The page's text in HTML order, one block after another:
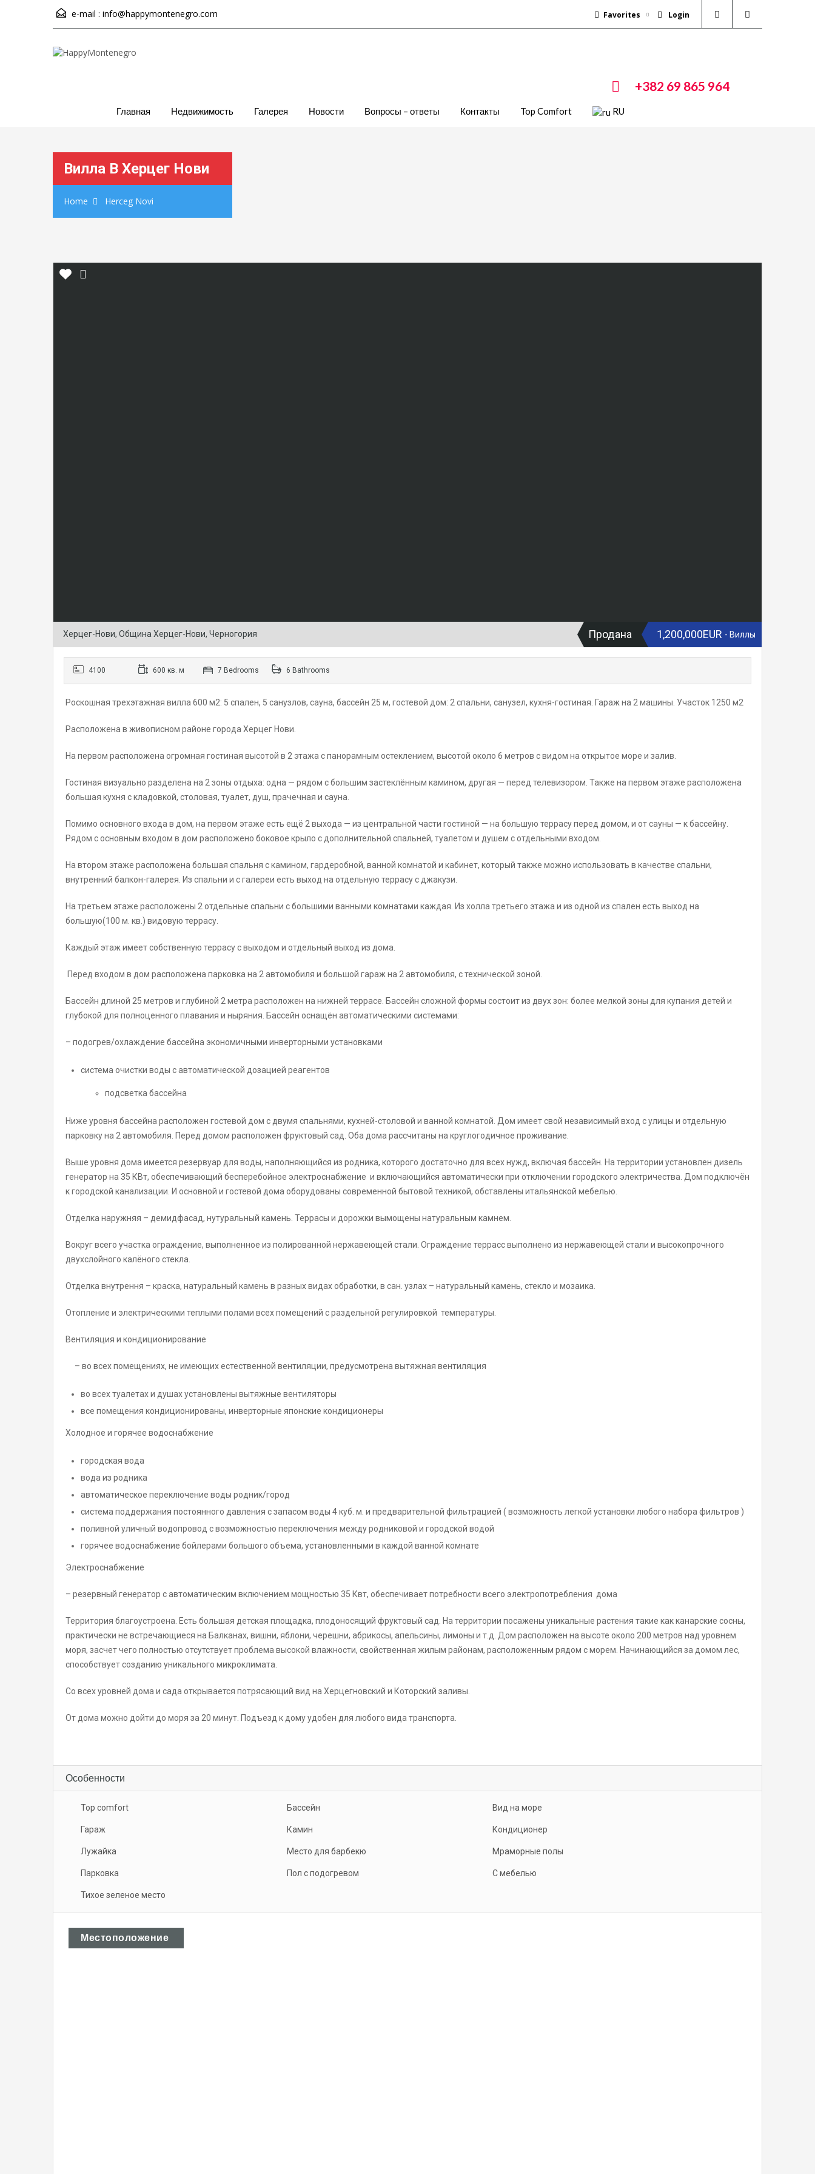
e-mail : info@happymontenegro.com Favorites Login
+382 69 865 964
Главная Недвижимость Галерея Новости Вопросы – ответы Контакты Top Comfort RU
Вилла В Херцег Нови
Home Herceg Novi
Херцег-Нови, Община Херцег-Нови, Черногория Продана 1,200,000EUR - Виллы
4100 600 кв. м 7 Bedrooms 6 Bathrooms
Роскошная трехэтажная вилла 600 м2: 5 спален, 5 санузлов, сауна, бассейн 25 м, гостевой дом: 2 спальни, санузел, кухня-гостиная. Гараж на 2 машины. Участок 1250 м2
Расположена в живописном районе города Херцег Нови.
На первом расположена огромная гостиная высотой в 2 этажа с панорамным остеклением, высотой около 6 метров с видом на открытое море и залив.
Гостиная визуально разделена на 2 зоны отдыха: одна — рядом с большим застеклённым камином, другая — перед телевизором. Также на первом этаже расположена
большая кухня с кладовкой, столовая, туалет, душ, прачечная и сауна.
Помимо основного входа в дом, на первом этаже есть ещё 2 выхода — из центральной части гостиной — на большую террасу перед домом, и от сауны — к бассейну.
Рядом с основным входом в дом расположено боковое крыло с дополнительной спальней, туалетом и душем с отдельными входом.
На втором этаже расположена большая спальня с камином, гардеробной, ванной комнатой и кабинет, который также можно использовать в качестве спальни,
внутренний балкон-галерея. Из спальни и с галереи есть выход на отдельную террасу с джакузи.
На третьем этаже расположены 2 отдельные спальни с большими ванными комнатами каждая. Из холла третьего этажа и из одной из спален есть выход на
большую(100 м. кв.) видовую террасу.
Каждый этаж имеет собственную террасу с выходом и отдельный выход из дома.
Перед входом в дом расположена парковка на 2 автомобиля и большой гараж на 2 автомобиля, с технической зоной.
Бассейн длиной 25 метров и глубиной 2 метра расположен на нижней террасе. Бассейн сложной формы состоит из двух зон: более мелкой зоны для купания детей и
глубокой для полноценного плавания и ныряния. Бассейн оснащён автоматическими системами:
– подогрев/охлаждение бассейна экономичными инверторными установками
система очистки воды с автоматической дозацией реагентов
подсветка бассейна
Ниже уровня бассейна расположен гостевой дом с двумя спальнями, кухней-столовой и ванной комнатой. Дом имеет свой независимый вход с улицы и отдельную
парковку на 2 автомобиля. Перед домом расположен фруктовый сад. Оба дома рассчитаны на круглогодичное проживание.
Выше уровня дома имеется резервуар для воды, наполняющийся из родника, которого достаточно для всех нужд, включая бассейн. На территории установлен дизель
генератор на 35 КВт, обеспечивающий бесперебойное электроснабжение и включающийся автоматически при отключении городского электричества. Дом подключён
к городской канализации. И основной и гостевой дома оборудованы современной бытовой техникой, обставлены итальянской мебелью.
Отделка наружняя – демидфасад, нутуральный камень. Террасы и дорожки вымощены натуральным камнем.
Вокруг всего участка ограждение, выполненное из полированной нержавеющей стали. Ограждение террасс выполнено из нержавеющей стали и высокопрочного
двухслойного калёного стекла.
Отделка внутрення – краска, натуральный камень в разных видах обработки, в сан. узлах – натуральный камень, стекло и мозаика.
Отопление и электрическими теплыми полами всех помещений с раздельной регулировкой температуры.
Вентиляция и кондиционирование
– во всех помещениях, не имеющих естественной вентиляции, предусмотрена вытяжная вентиляция
во всех туалетах и душах установлены вытяжные вентиляторы
все помещения кондиционированы, инверторные японские кондиционеры
Холодное и горячее водоснабжение
городская вода
вода из родника
автоматическое переключение воды родник/город
система поддержания постоянного давления с запасом воды 4 куб. м. и предварительной фильтрацией ( возможность легкой установки любого набора фильтров )
поливной уличный водопровод с возможностью переключения между родниковой и городской водой
горячее водоснабжение бойлерами большого объема, установленными в каждой ванной комнате
Электроснабжение
– резервный генератор с автоматическим включением мощностью 35 Квт, обеспечивает потребности всего электропотребления дома
Территория благоустроена. Есть большая детская площадка, плодоносящий фруктовый сад. На территории посажены уникальные растения такие как канарские сосны,
практически не встречающиеся на Балканах, вишни, яблони, черешни, абрикосы, апельсины, лимоны и т.д. Дом расположен на высоте около 200 метров над уровнем
моря, засчет чего полностью отсутствует проблема высокой влажности, свойственная жилым районам, расположенным рядом с морем. Начинающийся за домом лес,
способствует созданию уникального микроклимата.
Со всех уровней дома и сада открывается потрясающий вид на Херцегновский и Которский заливы.
От дома можно дойти до моря за 20 минут. Подъезд к дому удобен для любого вида транспорта.
Особенности
Top comfort Бассейн Вид на море
Гараж Камин Кондиционер
Лужайка Место для барбекю Мраморные полы
Парковка Пол с подогревом С мебелью
Тихое зеленое место
Местоположение